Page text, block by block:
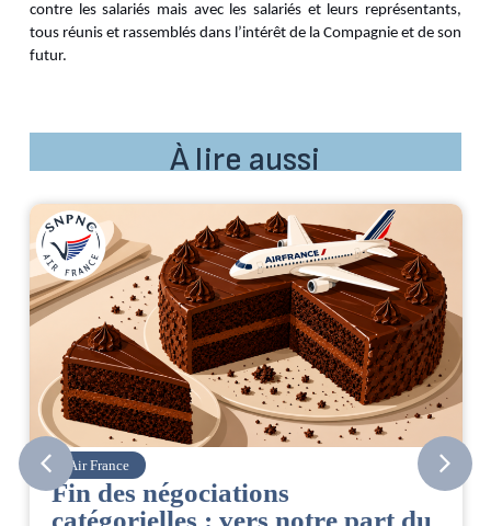
contre les salariés mais avec les salariés et leurs représentants,
tous réunis et rassemblés dans l’intérêt de la Compagnie et de son
futur.
À lire aussi
Corsair
CSE. Juillet 2026
06/08/2026 ACCÈS RESTREINT